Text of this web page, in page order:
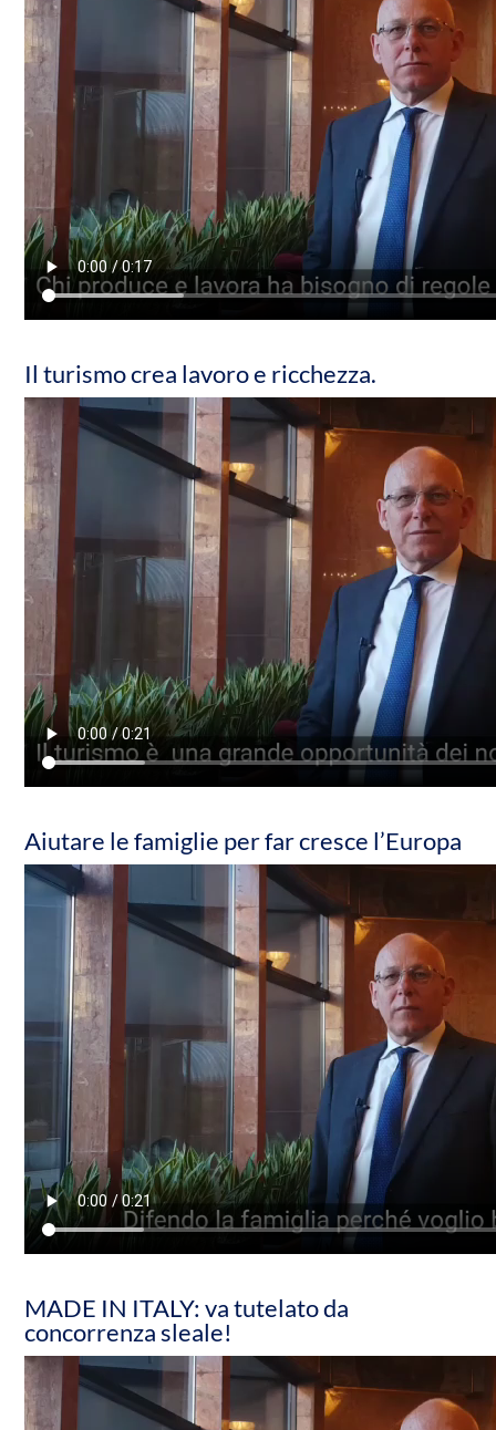
Il turismo crea lavoro e ricchezza.
Aiutare le famiglie per far cresce l’Europa
MADE IN ITALY: va tutelato da
concorrenza sleale!